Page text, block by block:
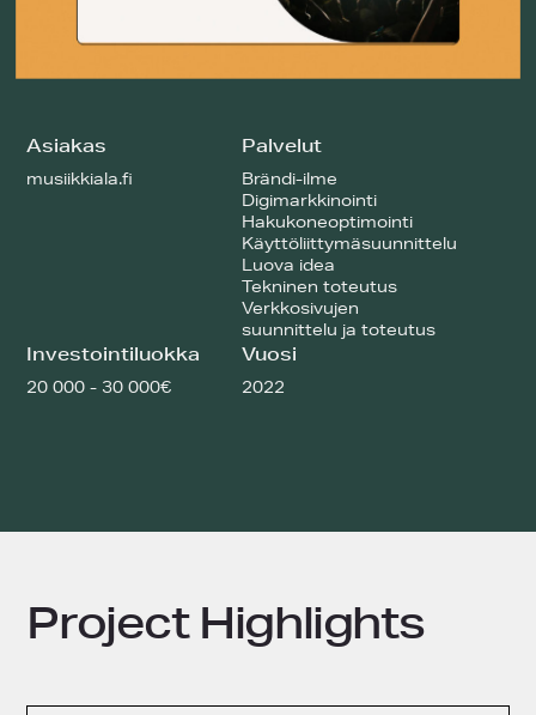
Asiakas
musiikkiala.fi
Palvelut
Brändi-ilme
Digimarkkinointi
Hakukoneoptimointi
Käyttöliittymäsuunnittelu
Luova idea
Tekninen toteutus
Verkkosivujen
suunnittelu ja toteutus
Investointiluokka
20 000 - 30 000€
Vuosi
2022
Project Highlights